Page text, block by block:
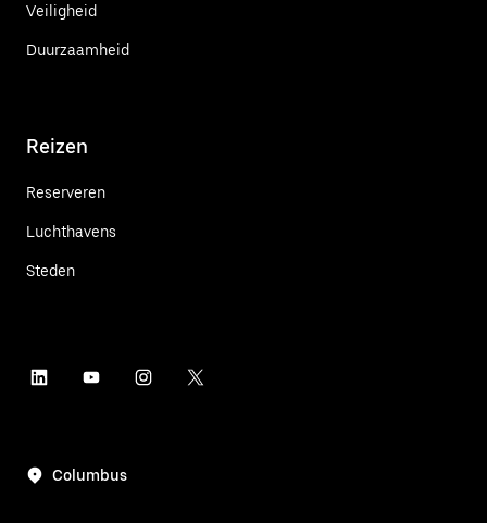
Veiligheid
Duurzaamheid
Reizen
Reserveren
Luchthavens
Steden
Columbus